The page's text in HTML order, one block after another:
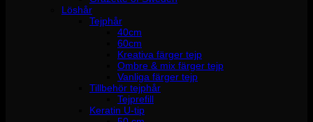
Löshår
Tejphår
40cm
60cm
Kreativa färger tejp
Ombre & mix färger tejp
Vanliga färger tejp
Tillbehör tejphår
Tejprefill
Keratin U-tip